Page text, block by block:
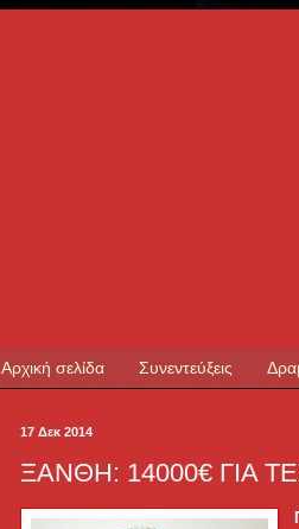
Αρχική σελίδα Συνεντεύξεις
17 Δεκ 2014
ΞΑΝΘΗ: 14000€ ΓΙΑ